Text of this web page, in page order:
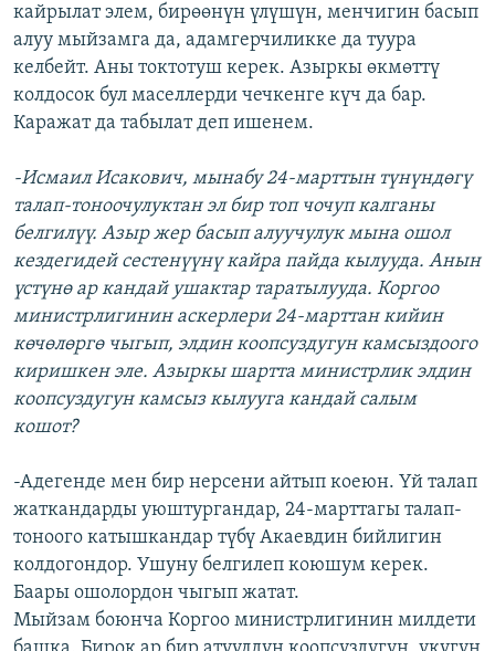
кайрылат элем, бирөөнүн үлүшүн, менчигин басып
алуу мыйзамга да, адамгерчиликке да туура
келбейт. Аны токтотуш керек. Азыркы өкмөттү
колдосок бул маселлерди чечкенге күч да бар.
Каражат да табылат деп ишенем.
-Исмаил Исакович, мынабу 24-марттын түнүндөгү
талап-тоноочулуктан эл бир топ чочуп калганы
белгилүү. Азыр жер басып алуучулук мына ошол
кездегидей сестенүүнү кайра пайда кылууда. Анын
үстүнө ар кандай ушактар таратылууда. Коргоо
министрлигинин аскерлери 24-марттан кийин
көчөлөргө чыгып, элдин коопсуздугун камсыздоого
киришкен эле. Азыркы шартта министрлик элдин
коопсуздугун камсыз кылууга кандай салым
кошот?
-Адегенде мен бир нерсени айтып коеюн. Үй талап
жаткандарды уюштургандар, 24-марттагы талап-
тоноого катышкандар түбү Акаевдин бийлигин
колдогондор. Ушуну белгилеп коюшум керек.
Баары ошолордон чыгып жатат.
Мыйзам боюнча Коргоо министрлигинин милдети